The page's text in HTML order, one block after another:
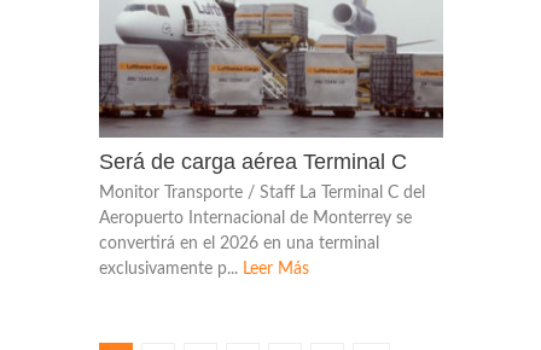
Será de carga aérea Terminal C
Monitor Transporte / Staff La Terminal C del
Aeropuerto Internacional de Monterrey se
convertirá en el 2026 en una terminal
exclusivamente p... Leer Más